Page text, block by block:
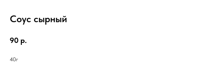
Соус сырный
90 р.
40г